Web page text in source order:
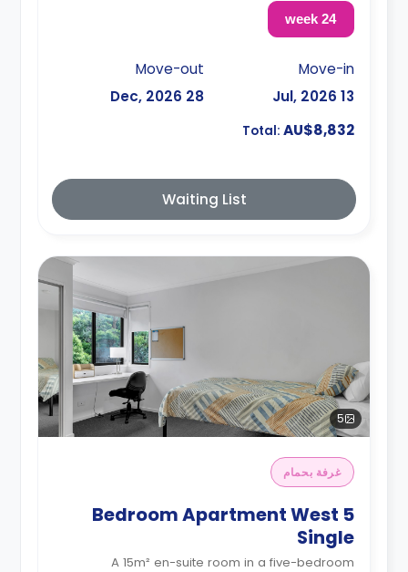
24 week
Move-in
13 Jul, 2026
Move-out
28 Dec, 2026
Total: AU$8,832
Waiting List
5
غرفة بحمام
5 Bedroom Apartment West
Single
A 15m² en-suite room in a five-bedroom